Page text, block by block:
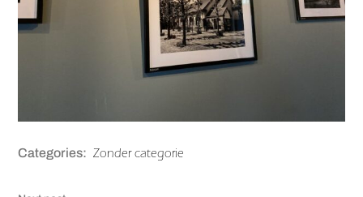
Categories: Zonder categorie